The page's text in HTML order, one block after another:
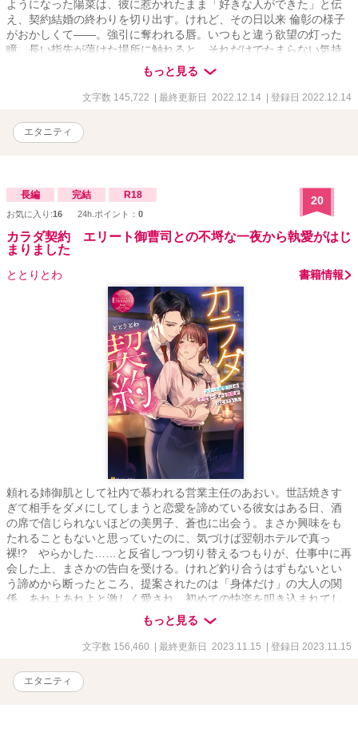
ようになった陽菜は、彼に惹かれたまま「好きな人ができた」と伝
え、契約結婚の終わりを切り出す。けれど、その日以来 倫彰の様子
がおかしくて――。強引に奪われる唇。いつもと違う欲望の灯った
瞳。長い指先が蕩けた場所に触れると、それだけでたまらない気持
ちになって……。年上夫の甘い執着が迸る、不器用な二人の執愛初
もっと見る
文字数 145,722 | 最終更新日 2022.12.14 | 登録日 2022.12.14
エタニティ
長編 完結 R18
お気に入り:16 24h.ポイント： 0
20
カラダ契約 エリート御曹司との不埒な一夜から執愛がはじ
まりました
ととりとわ 書籍情報
頼れる姉御肌として社内で慕われる営業主任のあおい。世話焼きす
ぎて相手をダメにしてしまうと恋愛を諦めている彼女はある日、酒
の席で信じられないほどの美男子、蒼也に出会う。まさか興味をも
たれることもないと思っていたのに、気づけば翌朝ホテルで真っ
裸!? やらかした……と反省しつつ切り替えるつもりが、仕事中に再
会した上、まさかの告白を受ける。けれど釣り合うはずもないとい
う諦めから断ったところ、提案されたのは「身体だけ」の大人の関
係。あれよあれよと激しく愛され、初めての快楽を叩き込まれてし
まうあおい。勘違いしてはいけないと思うのに、蒼也はあおいを本
当の恋人のように甘やかしてきて――
もっと見る
文字数 156,460 | 最終更新日 2023.11.15 | 登録日 2023.11.15
エタニティ